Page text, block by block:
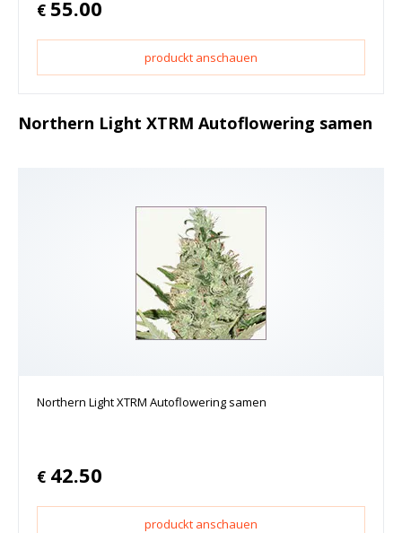
€ 55.00
produckt anschauen
Northern Light XTRM Autoflowering samen
Northern Light XTRM Autoflowering samen
€ 42.50
produckt anschauen